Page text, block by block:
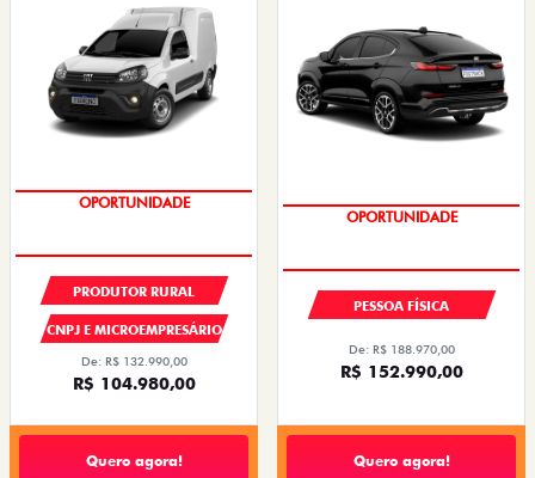
OPORTUNIDADE
PRODUTOR RURAL
CNPJ E MICROEMPRESÁRIO
De: R$ 132.990,00
R$ 104.980,00
Quero agora!
OPORTUNIDADE
PESSOA FÍSICA
De: R$ 188.970,00
R$ 152.990,00
Quero agora!